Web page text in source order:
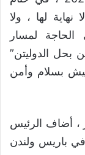
لها ، ولا
لمسار
بحل الدوليتن”
بسلام وأمن
، أضاف الرئيس
باريس ولندن